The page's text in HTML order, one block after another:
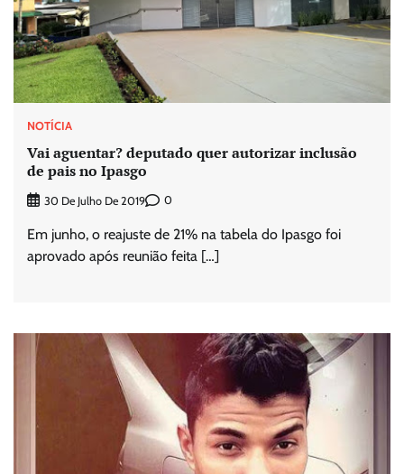
NOTÍCIA
Vai aguentar? deputado quer autorizar inclusão
de pais no Ipasgo
30 De Julho De 2019 0
Em junho, o reajuste de 21% na tabela do Ipasgo foi
aprovado após reunião feita […]